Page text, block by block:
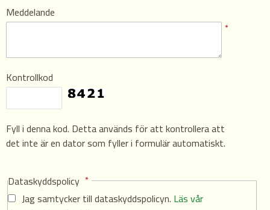
Meddelande
*
Kontrollkod
Fyll i denna kod. Detta används för att kontrollera att
det inte är en dator som fyller i formulär automatiskt.
Dataskyddspolicy *
Jag samtycker till dataskyddspolicyn. Läs vår